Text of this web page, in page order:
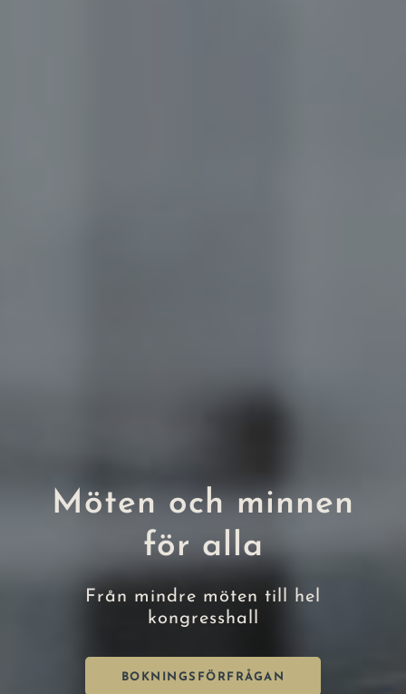
Möten och minnen
för alla
Från mindre möten till hel
kongresshall
BOKNINGSFÖRFRÅGAN